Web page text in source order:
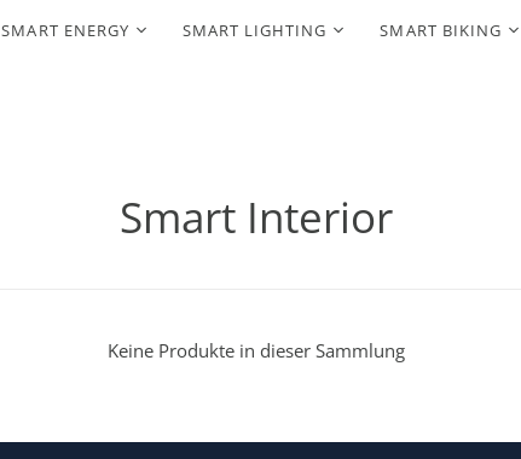
SMART ENERGY SMART LIGHTING SMART BIKING
Smart Interior
Keine Produkte in dieser Sammlung